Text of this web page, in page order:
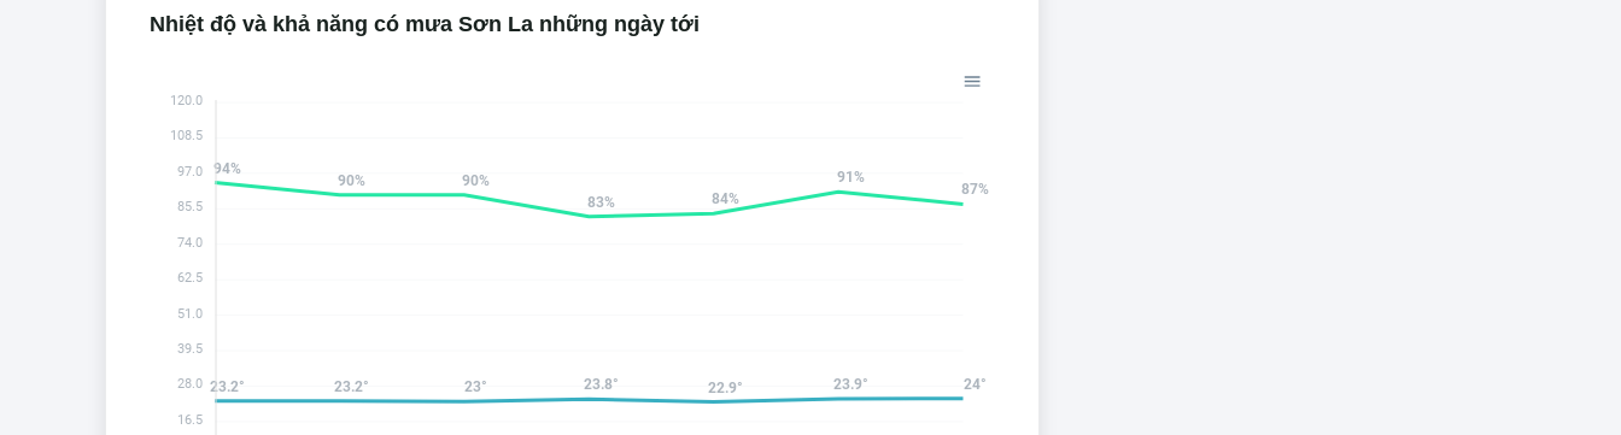
Nhiệt độ và khả năng có mưa Sơn La những ngày tới
23.2° 23.2° 23° 23.8° 22.9° 23.9° 24°
94%
90%
90%
83%
84%
91%
87%
120.0
108.5
97.0
85.5
74.0
62.5
51.0
39.5
28.0
16.5